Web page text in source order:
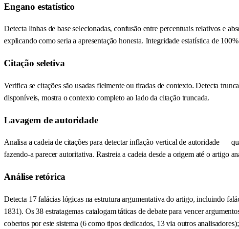
Engano estatístico
Detecta linhas de base selecionadas, confusão entre percentuais relativos e
explicando como seria a apresentação honesta. Integridade estatística de
Citação seletiva
Verifica se citações são usadas fielmente ou tiradas de contexto. Detecta
disponíveis, mostra o contexto completo ao lado da citação truncada.
Lavagem de autoridade
Analisa a cadeia de citações para detectar inflação vertical de autoridade —
fazendo-a parecer autoritativa. Rastreia a cadeia desde a origem até o artigo
Análise retórica
Detecta 17 falácias lógicas na estrutura argumentativa do artigo, incluindo
1831). Os 38 estratagemas catalogam táticas de debate para vencer
cobertos por este sistema (6 como tipos dedicados, 13 via outros